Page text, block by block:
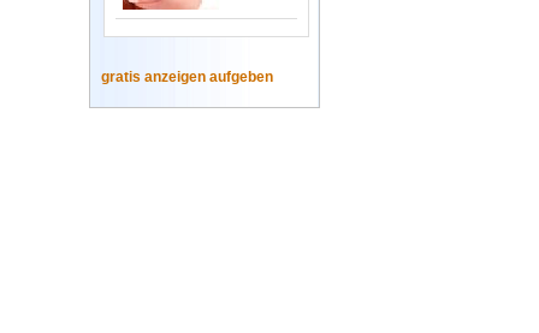
gratis anzeigen aufgeben